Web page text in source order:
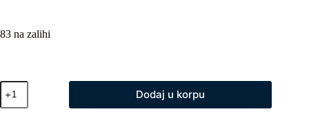
83 na zalihi
XO
miš
wireless
Dodaj u korpu